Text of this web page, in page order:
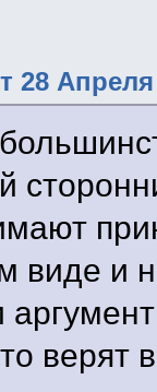
28 Апреля
виде и
верят